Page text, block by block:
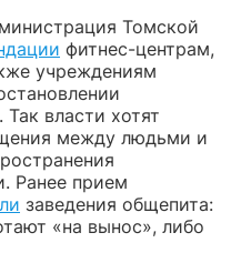
Томской
фитнес-центрам,
учреждениям
власти хотят
между людьми и
Ранее прием
заведения общепита:
«на вынос», либо